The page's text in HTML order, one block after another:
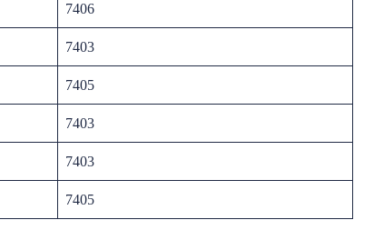
7406
7403
7405
7403
7403
7405